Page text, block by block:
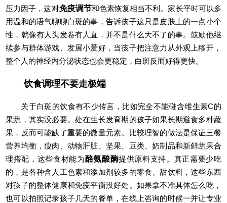
压力因子，这对免疫调节和色素恢复相当不利。家长平时可以多
用温和的语气聊聊白斑的事，告诉孩子这只是皮肤上的一点小个
性，就像有人头发卷有人直，并不是什么大不了的事。鼓励他继
续参与群体游戏、发展小爱好，当孩子把注意力从外观上移开，
整个人的神经内分泌状态也会更稳定，白斑反而好得更快。
饮食调理不要走极端
关于白斑的饮食有不少传言，比如完全不能碰含维生素C的
果蔬，其实没必要。处在生长发育期的孩子如果长期避食多种蔬
果，反而可能缺了重要的微量元素。比较理智的做法是保证三餐
营养均衡，瘦肉、动物肝脏、坚果、豆类、奶制品和新鲜蔬果合
理搭配，这些食材能为酪氨酸酶提供原料支持。真正需要少吃
的，是各种含人工色素和添加剂较多的零食、甜饮料，这些东西
对孩子的整体健康和免疫平衡没好处。如果拿不准具体怎么吃，
也可以拍照记录孩子几天的餐单，在线上咨询的时候一并让专业